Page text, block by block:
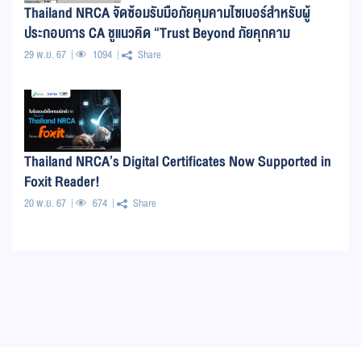
Thailand NRCA จัดซ้อมรับมือภัยคุมคามไซเบอร์สำหรับผู้
ประกอบการ CA ชูแนวคิด “Trust Beyond ภัยคุกคาม
ไซเบอร์...มีมาทุกยุค ยุคนี้ยิ่งต้องพร้อม !!!”
29 พ.ย. 67 1094 Share
Thailand NRCA’s Digital Certificates Now Supported in
Foxit Reader!
20 พ.ย. 67 674 Share